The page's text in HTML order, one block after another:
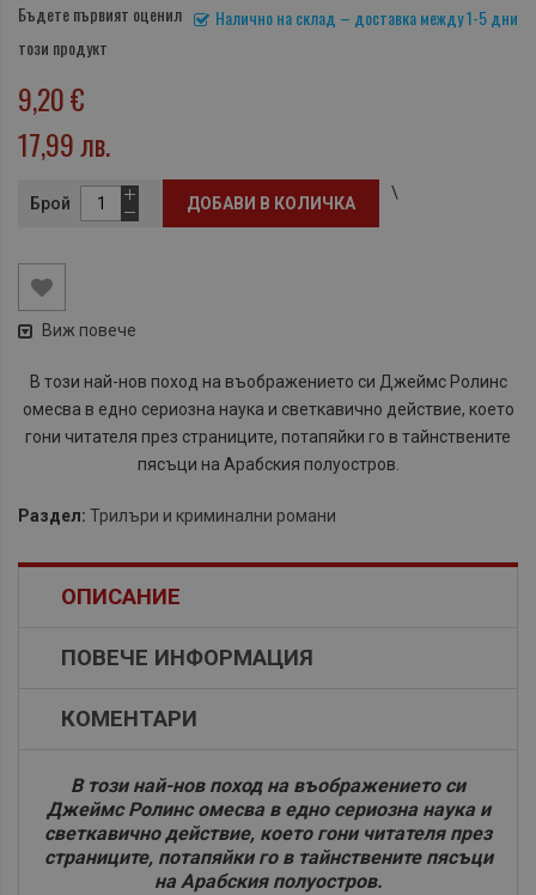
Налично на склад – доставка между 1-5 дни
Бъдете първият оценил
този продукт
9,20 €
17,99 лв.
Брой ДОБАВИ В КОЛИЧКА
\
Виж повече
В този най-нов поход на въображението си Джеймс Ролинс
омесва в едно сериозна наука и светкавично действие, което
гони читателя през страниците, потапяйки го в тайнствените
пясъци на Арабския полуостров.
Раздел: Трилъри и криминални романи
ОПИСАНИЕ
ПОВЕЧЕ ИНФОРМАЦИЯ
КОМЕНТАРИ
В този най-нов поход на въображението си
Джеймс Ролинс омесва в едно сериозна наука и
светкавично действие, което гони читателя през
страниците, потапяйки го в тайнствените пясъци
на Арабския полуостров.